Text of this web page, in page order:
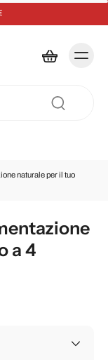
naturale per il tuo
a 4